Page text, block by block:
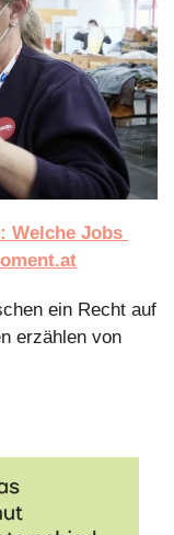
Welche Jobs
ein Recht auf
erzählen von